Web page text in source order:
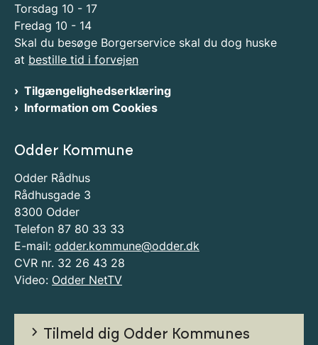
Torsdag 10 - 17
Fredag 10 - 14
Skal du besøge Borgerservice skal du dog huske
at bestille tid i forvejen
Tilgængelighedserklæring
Information om Cookies
Odder Kommune
Odder Rådhus
Rådhusgade 3
8300 Odder
Telefon 87 80 33 33
E-mail: odder.kommune@odder.dk
CVR nr. 32 26 43 28
Video: Odder NetTV
Tilmeld dig Odder Kommunes